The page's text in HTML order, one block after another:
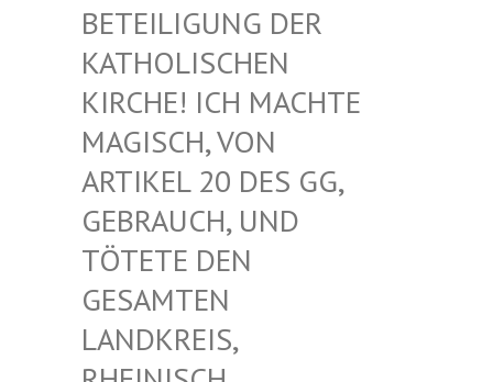
ETEILIGUNG DER K
ATHOLISCHEN K
IRCHE! ICH MACHTE M
AGISCH, VON A
RTIKEL 20 DES GG, G
EBRAUCH, UND T
ÖTETE DEN G
ESAMTEN L
ANDKREIS, R